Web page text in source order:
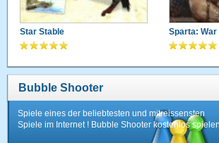
Star Stable Sparta:
Bubble Shooter
Spiele eines der beliebtesten und mitreissensten
Spiele im Internet ! Bubble Shooter kostenlos spielen.